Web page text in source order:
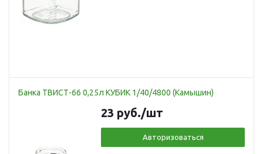
Банка ТВИСТ-66 0,25л КУБИК 1/40/4800 (Камышин)
23 руб./шт
Авторизоваться